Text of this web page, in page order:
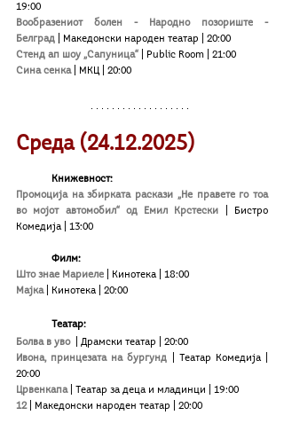
19:00
Вообразениот болен - Народно позориште -
Белград | Македонски народен театар | 20:00
Стенд ап шоу „Сапуница“ | Public Room | 21:00
Сина сенка | МКЦ | 20:00
Среда (24.12.2025)
Книжевност:
Промоција на збирката раскази „Не правете го тоа
во мојот автомобил“ од Емил Крстески
| Бистро
Комедија | 13:00
Филм:
Што знае Мариеле | Кинотека | 18:00
Мајка | Кинотека | 20:00
Театар:
Болва в уво
| Драмски театар | 20:00
Ивона, принцезата на бургунд | Театар Комедија |
20:00
Црвенкапа
| Театар за деца и младинци | 19:00
12 | Македонски народен театар | 20:00